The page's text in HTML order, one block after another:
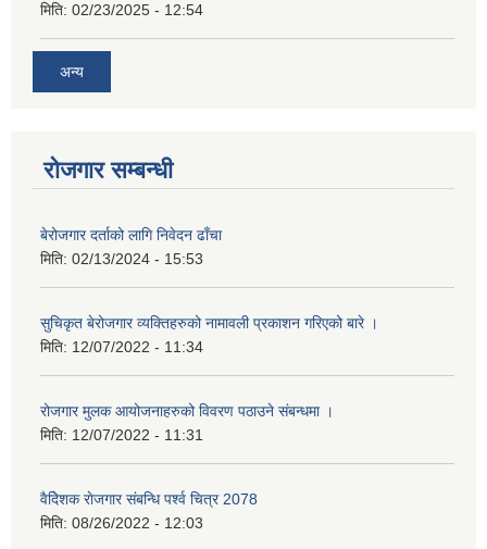
मिति: 02/23/2025 - 12:54
अन्य
रोजगार सम्बन्धी
बेरोजगार दर्ताको लागि निवेदन ढाँचा
मिति: 02/13/2024 - 15:53
सुचिकृत बेरोजगार व्यक्तिहरुको नामावली प्रकाशन गरिएको बारे ।
मिति: 12/07/2022 - 11:34
रोजगार मुलक आयोजनाहरुको विवरण पठाउने संबन्धमा ।
मिति: 12/07/2022 - 11:31
वैदेिशक राेजगार संबन्धि पर्श्व चित्र 2078
मिति: 08/26/2022 - 12:03